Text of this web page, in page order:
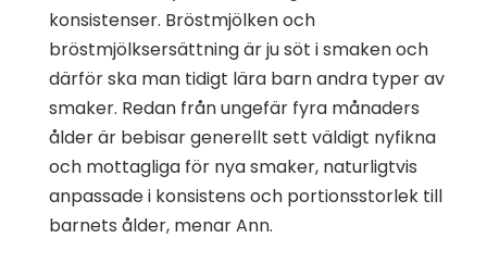
konsistenser. Bröstmjölken och
bröstmjölksersättning är ju söt i smaken och
därför ska man tidigt lära barn andra typer av
smaker. Redan från ungefär fyra månaders
ålder är bebisar generellt sett väldigt nyfikna
och mottagliga för nya smaker, naturligtvis
anpassade i konsistens och portionsstorlek till
barnets ålder, menar Ann.